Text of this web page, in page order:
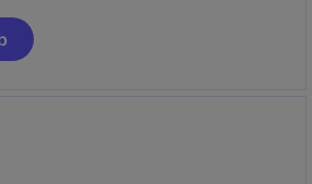
en initiatieven zowel
strategie als op lokale